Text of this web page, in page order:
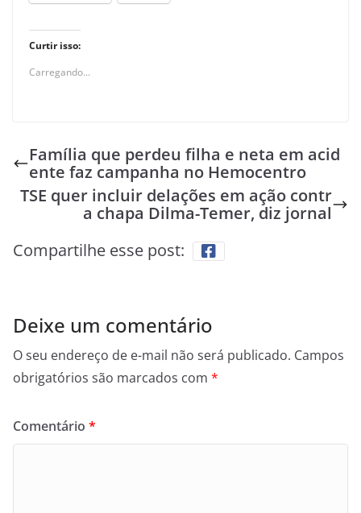
Curtir isso:
Carregando...
Família que perdeu filha e neta em acid
ente faz campanha no Hemocentro
TSE quer incluir delações em ação contr
a chapa Dilma-Temer, diz jornal
Compartilhe esse post:
Deixe um comentário
O seu endereço de e-mail não será publicado. Campos
obrigatórios são marcados com *
Comentário *